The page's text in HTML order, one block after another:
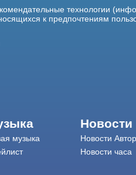
технологии
к предпочтениям
музыка
Новости
Новости
Новости часа